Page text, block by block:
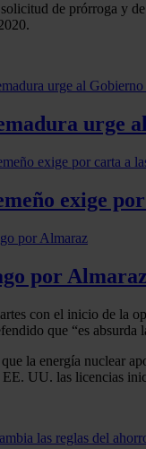
de prórroga y
urge
exige
por Almaraz
con el inicio de la
que “es absurda
la energía nuclear
UU. las licencias